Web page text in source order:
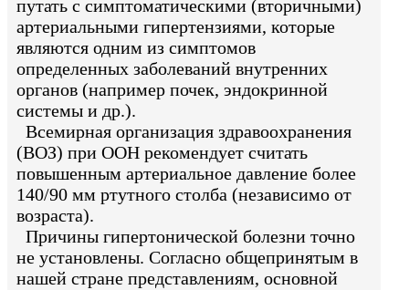
путать с симптоматическими (вторичными)
артериальными гипертензиями, которые
являются одним из симптомов
определенных заболеваний внутренних
органов (например почек, эндокринной
системы и др.).
Всемирная организация здравоохранения
(ВОЗ) при ООН рекомендует считать
повышенным артериальное давление более
140/90 мм ртутного столба (независимо от
возраста).
Причины гипертонической болезни точно
не установлены. Согласно общепринятым в
нашей стране представлениям, основной